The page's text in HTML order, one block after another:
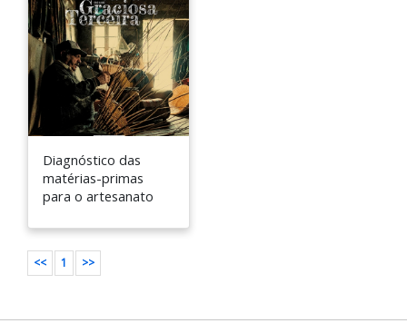
Diagnóstico das
matérias-primas
para o artesanato
<< 1 >>